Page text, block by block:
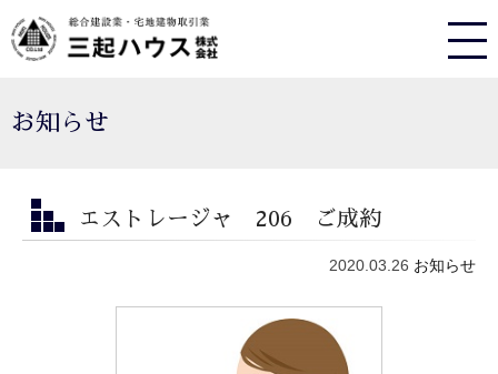
お知らせ
エストレージャ 206 ご成約
2020.03.26 お知らせ